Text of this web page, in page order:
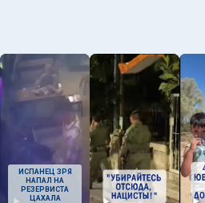
ИСПАНЕЦ ЗРЯ
НАПАЛ НА
РЕЗЕРВИСТА
ЦАХАЛА